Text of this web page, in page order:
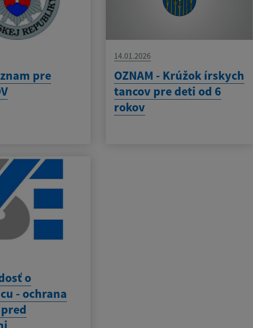
pre
14.01.2026
OZNAM - Krúžok írskych
tancov pre deti od 6
rokov
o
- ochrana